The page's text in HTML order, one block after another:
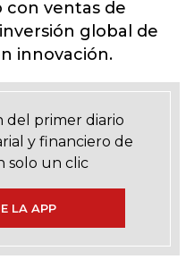
con ventas de
global de
innovación.
del primer diario
y financiero de
solo un clic
LA APP